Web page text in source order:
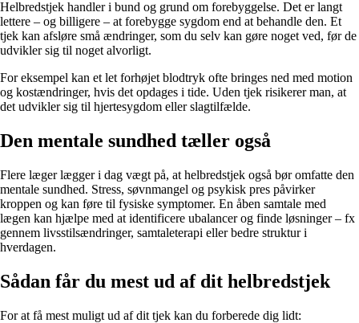
Helbredstjek handler i bund og grund om forebyggelse. Det er langt
lettere – og billigere – at forebygge sygdom end at behandle den. Et
tjek kan afsløre små ændringer, som du selv kan gøre noget ved, før de
udvikler sig til noget alvorligt.
For eksempel kan et let forhøjet blodtryk ofte bringes ned med motion
og kostændringer, hvis det opdages i tide. Uden tjek risikerer man, at
det udvikler sig til hjertesygdom eller slagtilfælde.
Den mentale sundhed tæller også
Flere læger lægger i dag vægt på, at helbredstjek også bør omfatte den
mentale sundhed. Stress, søvnmangel og psykisk pres påvirker
kroppen og kan føre til fysiske symptomer. En åben samtale med
lægen kan hjælpe med at identificere ubalancer og finde løsninger – fx
gennem livsstilsændringer, samtaleterapi eller bedre struktur i
hverdagen.
Sådan får du mest ud af dit helbredstjek
For at få mest muligt ud af dit tjek kan du forberede dig lidt: